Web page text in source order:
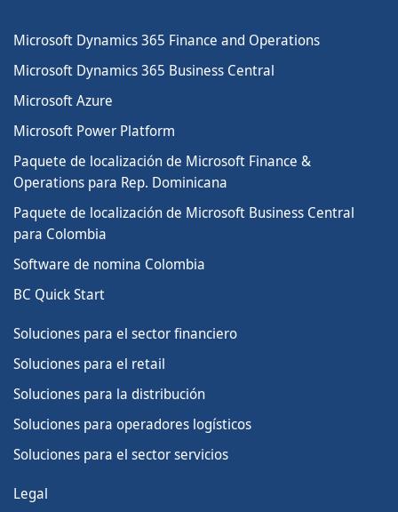
SERIE 2026 · MICROSOFT
IA Empresarial con Microsoft
Microsoft Dynamics 365 Finance and Operations
Microsoft Dynamics 365 Business Central
Microsoft Azure
Microsoft Power Platform
Paquete de localización de Microsoft Finance &
Operations para Rep. Dominicana
Paquete de localización de Microsoft Business Central
para Colombia
Software de nomina Colombia
BC Quick Start
Soluciones para el sector financiero
Soluciones para el retail
Soluciones para la distribución
Soluciones para operadores logísticos
Soluciones para el sector servicios
Legal